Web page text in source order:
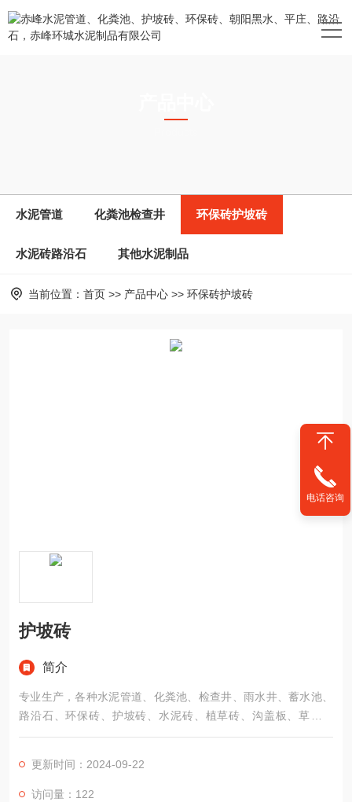
水泥管道 化粪池检查井 环保砖护坡砖
水泥砖路沿石 其他水泥制品
当前位置： 首页 >> 产品中心 >> 环保砖护坡砖
护坡砖
简介
专业生产，各种水泥管道、化粪池、检查井、雨水井、蓄水池、
路沿石、环保砖、护坡砖、水泥砖、植草砖、沟盖板、草地盖
板、水泥围栏等定做各种水泥制品。
更新时间：2024-09-22
访问量：122
电话咨询